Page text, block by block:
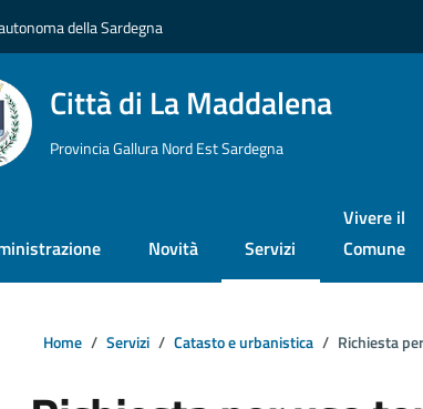
della Sardegna
Città di La Maddalena
Provincia Gallura Nord Est Sardegna
Novità Servizi
Vivere il
Comune
Home Servizi Catasto e urbanistica Richiesta